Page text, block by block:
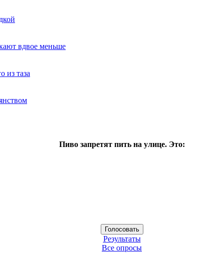
вдвое меньше
из таза
Пиво запретят пить на улице. Это:
Результаты
Все опросы